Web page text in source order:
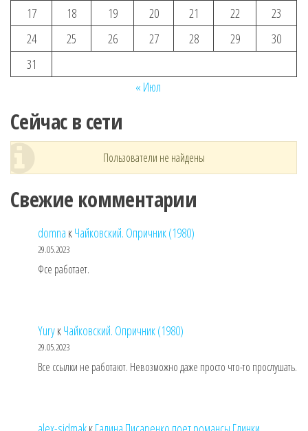
17
18 19 20 21 22
23
24
25 26 27 28 29
30
31
« Июл
Сейчас в сети
Пользователи не найдены
Свежие комментарии
domna кЧайковский. Опричник (1980)
29.05.2023
Фсе работает.
YuryкЧайковский. Опричник (1980)
29.05.2023
Все ссылки не работают. Невозможно даже просто что-то прослушать.